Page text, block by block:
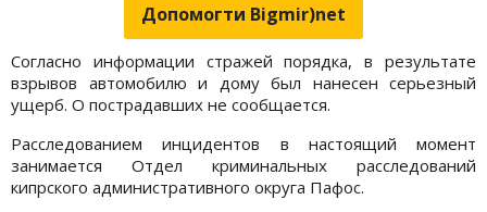
Допомогти Bigmir)net
Согласно информации стражей порядка, в результате
взрывов автомобилю и дому был нанесен серьезный
ущерб. О пострадавших не сообщается.
Расследованием инцидентов в настоящий момент
занимается Отдел криминальных расследований
кипрского административного округа Пафос.